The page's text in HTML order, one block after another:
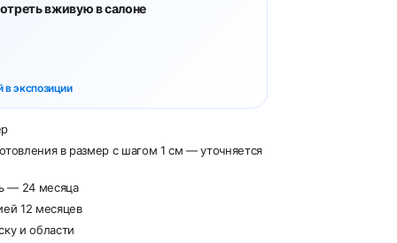
вживую в салоне
экспозиции
в размер с шагом 1 см — уточняется
— 24 месяца
12 месяцев
и области